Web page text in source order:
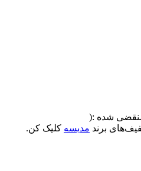
منقضی شده :(
برند مدیسه کلیک کن.